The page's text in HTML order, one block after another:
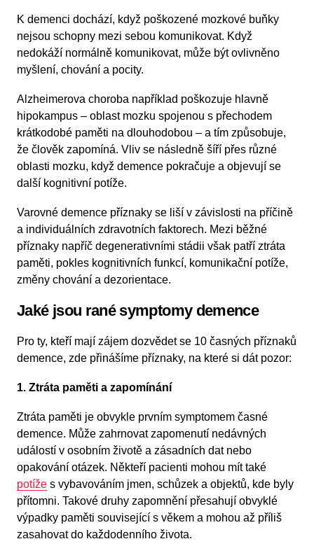
K demenci dochází, když poškozené mozkové buňky
nejsou schopny mezi sebou komunikovat. Když
nedokáží normálně komunikovat, může být ovlivněno
myšlení, chování a pocity.
Alzheimerova choroba například poškozuje hlavně
hipokampus – oblast mozku spojenou s přechodem
krátkodobé paměti na dlouhodobou – a tím způsobuje,
že člověk zapomíná. Vliv se následně šíří přes různé
oblasti mozku, když demence pokračuje a objevují se
další kognitivní potíže.
Varovné demence příznaky se liší v závislosti na příčině
a individuálních zdravotních faktorech. Mezi běžné
příznaky napříč degenerativními stádii však patří ztráta
paměti, pokles kognitivních funkcí, komunikační potíže,
změny chování a dezorientace.
Jaké jsou rané symptomy demence
Pro ty, kteří mají zájem dozvědet se 10 časných příznaků
demence, zde přinášíme příznaky, na které si dát pozor:
1. Ztráta paměti a zapomínání
Ztráta paměti je obvykle prvním symptomem časné
demence. Může zahrnovat zapomenutí nedávných
událostí v osobním životě a zásadních dat nebo
opakování otázek. Někteří pacienti mohou mít také
potíže s vybavováním jmen, schůzek a objektů, kde byly
přítomni. Takové druhy zapomnění přesahují obvyklé
výpadky paměti související s věkem a mohou až příliš
zasahovat do každodenního života.